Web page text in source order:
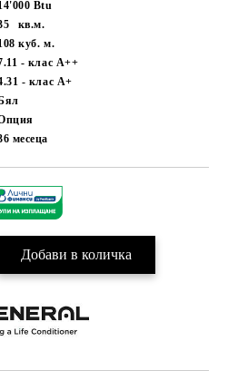
Btu
кв.м.
куб. м.
- клас A++
- клас A+
месеца